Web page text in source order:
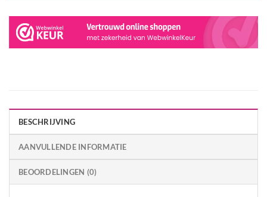
BESCHRIJVING
AANVULLENDE INFORMATIE
BEOORDELINGEN (0)